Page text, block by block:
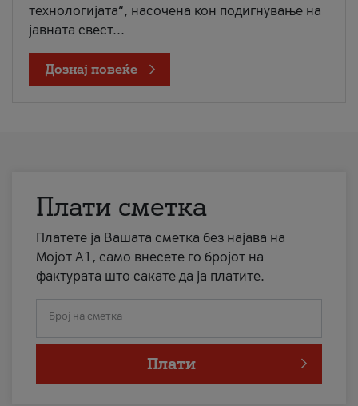
технологијата“, насочена кон подигнување на
јавната свест...
Дознај повеќе
Плати сметка
Платете ја Вашата сметка без најава на
Мојот А1, само внесете го бројот на
фактурата што сакате да ја платите.
Број на сметка
Плати